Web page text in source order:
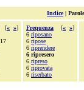
Indice| Parole
[« »]
17
Frequenza [« »]
6 riposano
6 ripose
6 riprendere
6 ripresero
6 ripreso
6 riprovata
6 riserbato